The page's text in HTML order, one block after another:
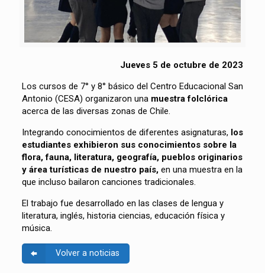
Jueves 5 de octubre de 2023
Los cursos de 7° y 8° básico del Centro Educacional San
Antonio (CESA) organizaron una muestra folclórica
acerca de las diversas zonas de Chile.
Integrando conocimientos de diferentes asignaturas, los
estudiantes exhibieron sus conocimientos sobre la
flora, fauna, literatura, geografía, pueblos originarios
y área turísticas de nuestro país,en una muestra en la
que incluso bailaron canciones tradicionales.
El trabajo fue desarrollado en las clases de lengua y
literatura, inglés, historia ciencias, educación física y
música.
Volver a noticias